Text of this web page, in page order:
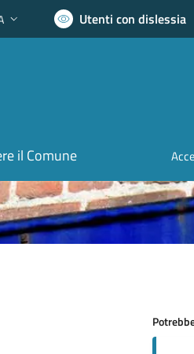
attiva: Utenti con dislessia
il Comune